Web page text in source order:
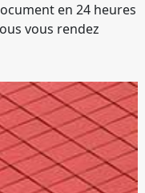
en 24 heures
vous rendez